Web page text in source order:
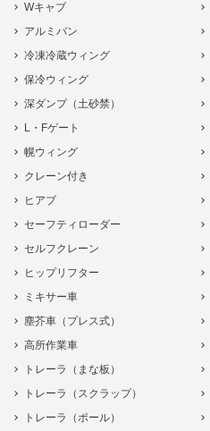
Wキャブ
アルミバン
冷凍冷蔵ウィング
保冷ウィング
深ダンプ（土砂禁）
L・Fゲート
幌ウィング
クレーン付き
ヒアブ
セーフティローダー
セルフクレーン
ヒップリフター
ミキサー車
塵芥車（プレス式）
高所作業車
トレーラ（まな板）
トレーラ（スクラップ）
トレーラ（ポール）